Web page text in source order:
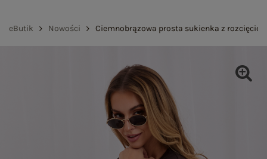
eButik Nowości Ciemnobrązowa prosta sukienka z rozcięciem